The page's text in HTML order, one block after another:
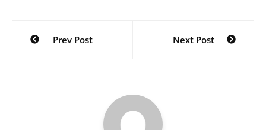
Post
navigation
Prev Post Next Post